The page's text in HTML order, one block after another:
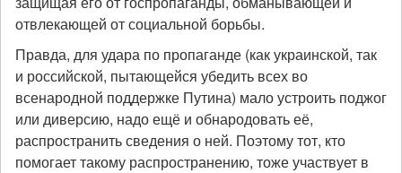
отвлекающей от социальной борьбы.
Правда, для удара по пропаганде (как украинской, так
и российской, пытающейся убедить всех во
всенародной поддержке Путина) мало устроить поджог
или диверсию, надо ещё и обнародовать её,
распространить сведения о ней. Поэтому тот, кто
помогает такому распространению, тоже участвует в